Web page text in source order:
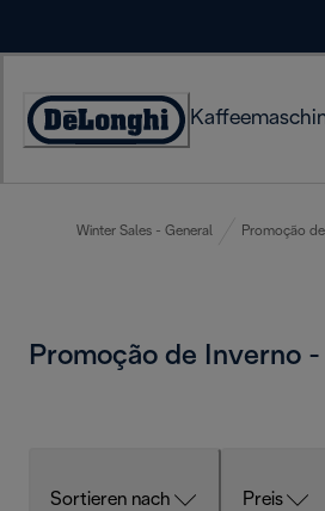
Erklärung
Winter Sales - General Promoção
Promoção de Inverno
Sortieren nach Preis